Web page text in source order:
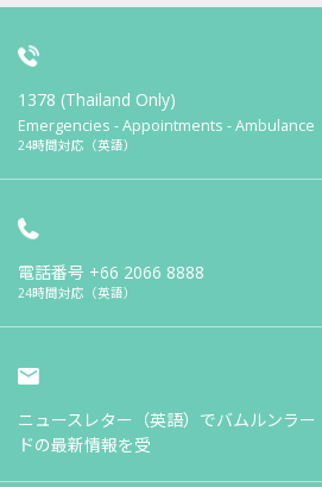
1378 (Thailand Only)
Emergencies - Appointments - Ambulance
24時間対応（英語）
電話番号 +66 2066 8888
24時間対応（英語）
ニュースレター（英語）でバムルンラー
ドの最新情報を受